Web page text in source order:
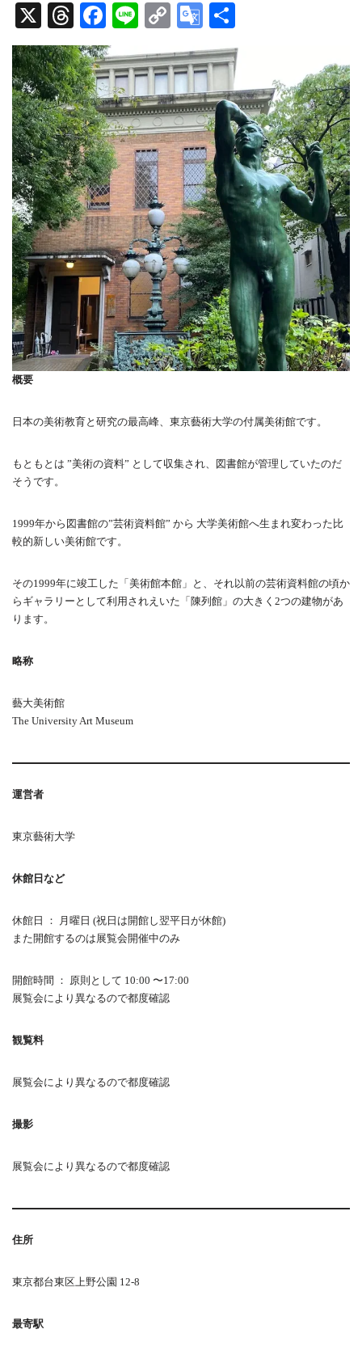
X Threads
Facebook
LineCopyGoogle
Translate
有
概要
日本の美術教育と研究の最高峰、東京藝術大学の付属美術館です。
もともとは ”美術の資料” として収集され、図書館が管理していたのだ
そうです。
1999年から図書館の”芸術資料館” から 大学美術館へ生まれ変わった比
較的新しい美術館です。
その1999年に竣工した「美術館本館」と、それ以前の芸術資料館の頃か
らギャラリーとして利用されえいた「陳列館」の大きく2つの建物があ
ります。
略称
藝大美術館
The University Art Museum
運営者
東京藝術大学
休館日など
休館日 ： 月曜日 (祝日は開館し翌平日が休館)
また開館するのは展覧会開催中のみ
開館時間 ： 原則として 10:00 〜17:00
展覧会により異なるので都度確認
観覧料
展覧会により異なるので都度確認
撮影
展覧会により異なるので都度確認
住所
東京都台東区上野公園 12-8
最寄駅